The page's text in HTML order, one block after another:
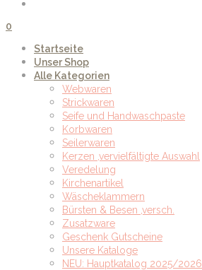
0
Startseite
Unser Shop
Alle Kategorien
Webwaren
Strickwaren
Seife und Handwaschpaste
Korbwaren
Seilerwaren
Kerzen ,vervielfältigte Auswahl
Veredelung
Kirchenartikel
Wäscheklammern
Bürsten & Besen ,versch.
Zusatzware
Geschenk Gutscheine
Unsere Kataloge
NEU: Hauptkatalog 2025/2026